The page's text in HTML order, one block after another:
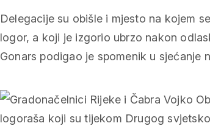
Delegacije su obišle i mjesto na kojem
logor, a koji je izgorio ubrzo nakon
Gonars podigao je spomenik u sjećanje